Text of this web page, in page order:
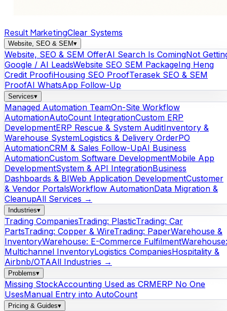
Result MarketingClear Systems
Website, SEO & SEM▾
Website, SEO & SEM OfferAI Search Is ComingNot
Google / AI LeadsWebsite SEO SEM PackageIng Heng
Credit ProofiHousing SEO ProofTerasek SEO & SEM
ProofAI WhatsApp Follow-Up
Services▾
Managed Automation TeamOn-Site Workflow
AutomationAutoCount IntegrationCustom ERP
DevelopmentERP Rescue & System AuditInventory &
Warehouse SystemLogistics & Delivery OrderPO
AutomationCRM & Sales Follow-UpAI Business
AutomationCustom Software DevelopmentMobile App
DevelopmentSystem & API IntegrationBusiness
Dashboards & BIWeb Application DevelopmentCustomer
& Vendor PortalsWorkflow AutomationData Migration &
CleanupAll Services →
Industries▾
Trading CompaniesTrading: PlasticTrading: Car
PartsTrading: Copper & WireTrading: PaperWarehouse &
InventoryWarehouse: E-Commerce FulfilmentWarehouse:
Multichannel InventoryLogistics CompaniesHospitality &
Airbnb/OTAAll Industries →
Problems▾
Missing StockAccounting Used as CRMERP No One
UsesManual Entry into AutoCount
Pricing & Guides▾